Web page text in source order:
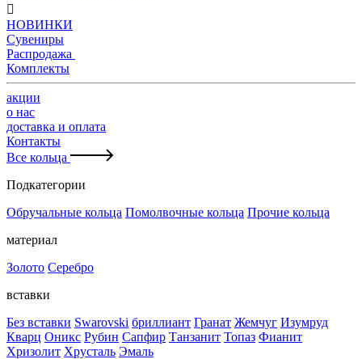

НОВИНКИ
Сувениры
Распродажа
Комплекты
акции
о нас
доставка и оплата
Контакты
Все кольца
Подкатегории
Обручальные кольца Помолвочные кольца Прочие кольца
материал
Золото Серебро
вставки
Без вставки Swarovski бриллиант Гранат Жемчуг Изумруд
Кварц Оникс Рубин Сапфир Танзанит Топаз Фианит
Хризолит Хрусталь Эмаль